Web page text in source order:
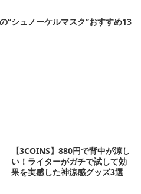
“シュノーケルマスク”おすすめ13
【3COINS】880円で背中が涼し
い！ライターがガチで試して効
果を実感した神涼感グッズ3選